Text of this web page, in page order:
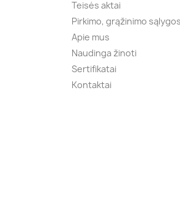
Teisės aktai
Pirkimo, grąžinimo sąlygos
Apie mus
Naudinga žinoti
Sertifikatai
Kontaktai